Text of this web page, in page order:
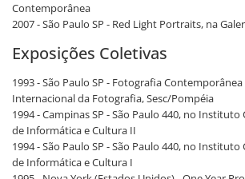
Contemporânea
2007 - São Paulo SP - Red Light Portraits, na
Exposições Coletivas
1993 - São Paulo SP - Fotografia Contemporânea
Internacional da Fotografia, Sesc/Pompéia
1994 - Campinas SP - São Paulo 440, no
de Informática e Cultura II
1994 - São Paulo SP - São Paulo 440, no
de Informática e Cultura I